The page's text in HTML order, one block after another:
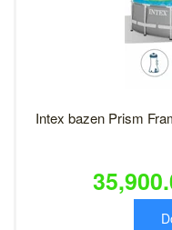
Intex bazen Prism